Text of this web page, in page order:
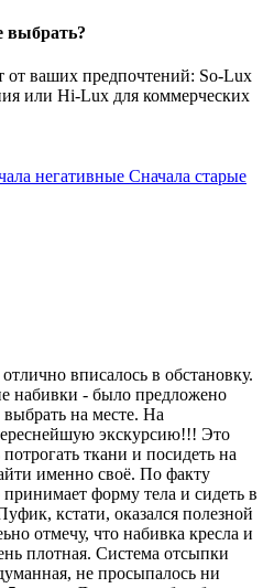
выбрать?
от ваших предпочтений: So-Lux
или Hi-Lux для коммерческих
негативные Сначала старые
вписалось в обстановку.
набивки - было предложено
выбрать на месте. На
экскурсию!!! Это
ткани и посидеть на
именно своё. По факту
форму тела и сидеть в
кстати, оказался полезной
отмечу, что набивка кресла и
плотная. Система отсыпки
не просыпалось ни